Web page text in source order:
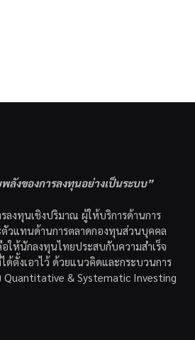
ลังของการลงทุนอย่างเป็นระบบ”
ลงทุนเชิงปริมาณ ผู้ให้บริการด้านการ
วแทนด้านการตลาดกองทุนส่วนบุคคล
ให้นักลงทุนไทยประสบกับความสำเร็จ
ด้ตั้งเอาไว้ ด้วยแนวคิดและกระบวนการ
& Systematic Investing